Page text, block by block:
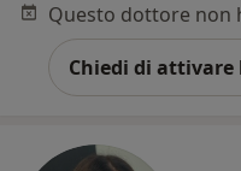
Chiedi di